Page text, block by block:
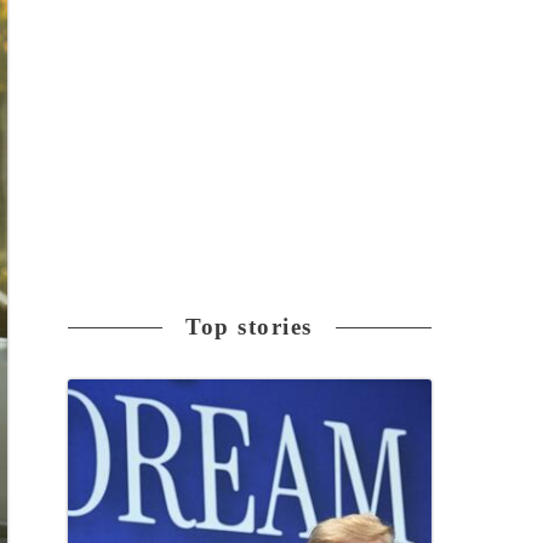
Top stories